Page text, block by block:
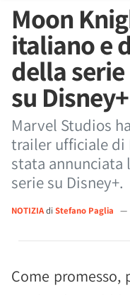
Moon
italiano e
della
su Disney+
Marvel Studios
trailer ufficiale di
stata annunciata
serie su Disney+.
NOTIZIAdi Stefano Paglia —
Come promesso,